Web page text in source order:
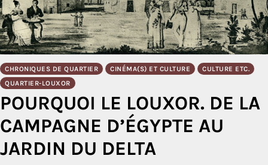
CHRONIQUES DE QUARTIER CINÉMA(S) ET CULTURE
CULTURE ETC.
QUARTIER-LOUXOR
POURQUOI LE LOUXOR. DE LA
CAMPAGNE D’ÉGYPTE AU
JARDIN DU DELTA